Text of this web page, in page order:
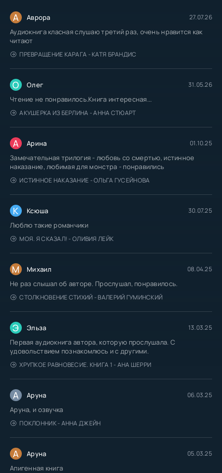
А Аврора 27.07.26
Аудиокнига класная слушаю третий раз, очень нравится как
читают
ПРЕВРАЩЕНИЕ КАРАГА - КАТЯ БРАНДИС
О Олег 31.05.26
Чтение не понравилось.Книга интересная...
АКУШЕРКА ИЗ БЕРЛИНА - АННА СТЮАРТ
А Арина 01.10.25
Замечательная трилогия - любовь со смертью, истинное
наказание, любимая для монстра - понравились
ИСТИННОЕ НАКАЗАНИЕ - ОЛЬГА ГУСЕЙНОВА
К Ксюша 30.07.25
Люблю такие романчики
МОЯ. Я СКАЗАЛ! - ОЛИВИЯ ЛЕЙК
М Михаил 08.04.25
Не раз слышал об авторе. Прослушал, понравилось.
СТОЛКНОВЕНИЕ СТИХИЙ - ВАЛЕРИЙ ГУМИНСКИЙ
Э Эльза 13.03.25
Первая аудиокнига автора, которую прослушала. С
удовольствием познакомлюсь и с другими.
ХРУПКОЕ РАВНОВЕСИЕ. КНИГА 1 - АНА ШЕРРИ
А Аруна 06.03.25
Аруна, и озвучка
ПОКЛОННИК - АННА ДЖЕЙН
А Аруна 05.03.25
Апигенная книга